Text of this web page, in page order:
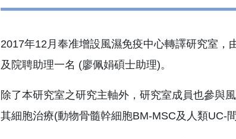
2017年12月奉准增設風濕免疫中心轉譯研究室，
及院聘助理一名 (廖佩娟碩士助理)。
除了本研究室之研究主軸外，研究室成員也參與
其細胞治療(動物骨髓幹細胞BM-MSC及人類UC-